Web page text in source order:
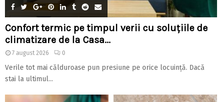
Confort termic pe timpul verii cu soluțiile de
climatizare de la Casa...
7 august 2026 0
Verile tot mai călduroase pun presiune pe orice locuință. Dacă
stai la ultimul...